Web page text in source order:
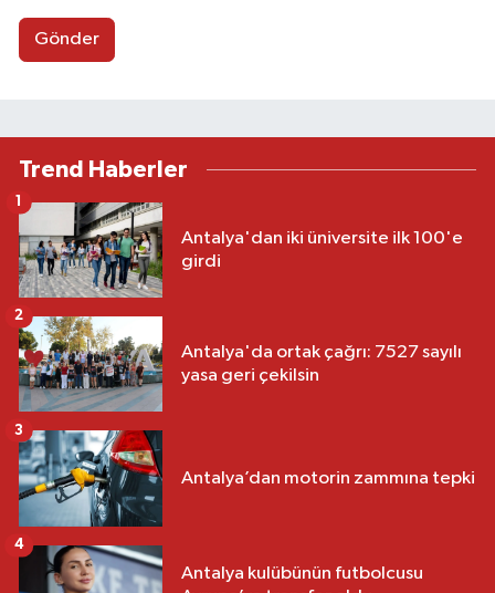
Gönder
Trend Haberler
Antalya'dan iki üniversite ilk 100'e
girdi
1
Antalya'da ortak çağrı: 7527 sayılı
yasa geri çekilsin
2
Antalya’dan motorin zammına tepki
3
Antalya kulübünün futbolcusu
4